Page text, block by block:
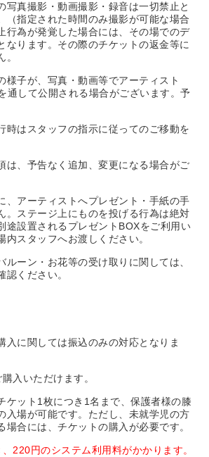
写真撮影・動画撮影・録音は一切禁止と
（指定された時間のみ撮影が可能な場合
行為が発覚した場合には、その場でのデ
なります。その際のチケットの返金等に
。
様子が、写真・動画等でアーティスト
通して公開される場合がございます。予
時はスタッフの指示に従ってのご移動を
は、予告なく追加、変更になる場合がご
、アーティストへプレゼント・手紙の手
。ステージ上にものを投げる行為は絶対
途設置されるプレゼントBOXをご利用い
内スタッフへお渡しください。
ルーン・お花等の受け取りに関しては、
認ください。
入に関しては振込のみの対応となりま
入いただけます。
ケット1枚につき1名まで、保護者様の膝
入場が可能です。ただし、未就学児の方
場合には、チケットの購入が必要です。
220円のシステム利用料がかかります。